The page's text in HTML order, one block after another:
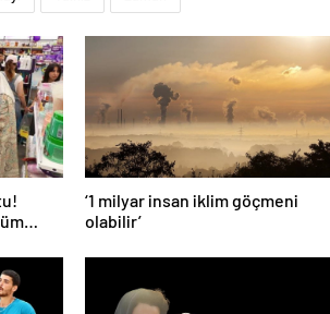
‘1 milyar insan iklim göçmeni
olabilir’